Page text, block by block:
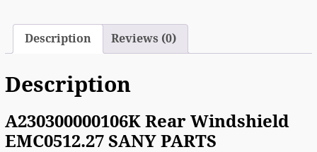
Description Reviews (0)
Description
A230300000106K Rear Windshield
EMC0512.27 SANY PARTS